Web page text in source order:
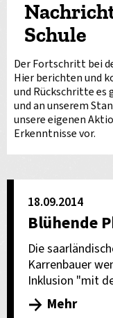
Schule
Der Fortschritt bei
Hier berichten und
und Rückschritte es
und an unserem
unsere eigenen
Erkenntnisse vor.
18.09.2014
Blühende
Die
Karrenbauer
Inklusion "mit
Mehr